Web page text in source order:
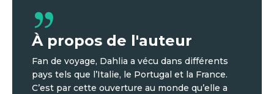
À propos de l'auteur
Fan de voyage, Dahlia a vécu dans différents
pays tels que l’Italie, le Portugal et la France.
C’est par cette ouverture au monde qu’elle a